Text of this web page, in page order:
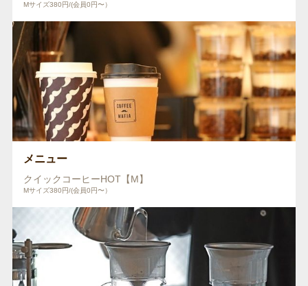
Mサイズ380円/(会員0円〜）
メニュー
クイックコーヒーHOT【M】
Mサイズ380円/(会員0円〜）